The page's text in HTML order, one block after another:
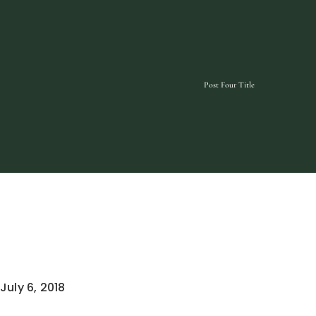
Post Four Title
July 6, 2018